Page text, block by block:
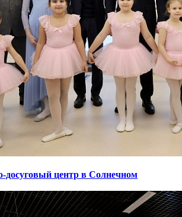
досуговый центр в Солнечном